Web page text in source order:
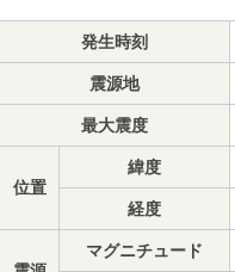
発生時刻
震源地
最大震度
位置
緯度
経度
マグニチュード